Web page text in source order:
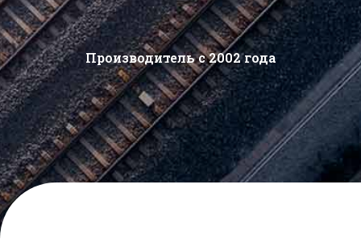
Производитель с 2002 года